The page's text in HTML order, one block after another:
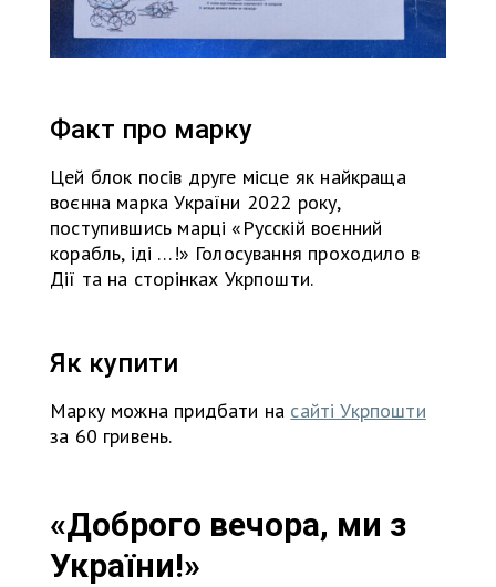
Факт про марку
Цей блок посів друге місце як найкраща
воєнна марка України 2022 року,
поступившись марці «Русскій воєнний
корабль, іді …!» Голосування проходило в
Дії та на сторінках Укрпошти.
Як купити
Марку можна придбати на сайті Укрпошти
за 60 гривень.
«Доброго вечора, ми з
України!»